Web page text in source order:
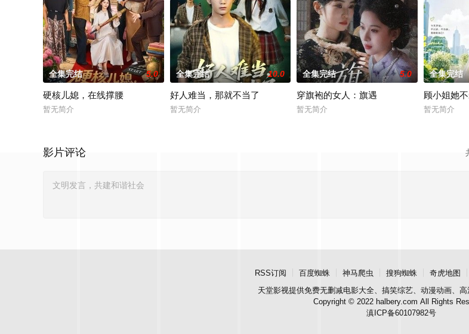
全集完结 5.0
硬核儿媳，在线撑腰
暂无简介
全集完结 10.0
好人难当，那就不当了
暂无简介
全集完结 5.0
穿旗袍的女人：旗遇
暂无简介
全集完结
顾小姐她
暂无简介
影片评论
RSS订阅 百度蜘蛛 神马爬虫 搜狗蜘蛛 奇虎地图
天堂影视提供免费无删减电影大全、搞笑综艺、动漫动画、
Copyright © 2022 halbery.com All Rights
滇ICP备60107982号